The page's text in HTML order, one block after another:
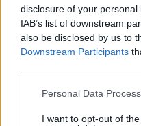
disclosure of your
IAB’s list of downstream
also be disclosed by us to
Downstream Participants
Personal Data
I want to opt-out of
fesztiválok 2021
fesztivál 2021
efott fellépők 2021